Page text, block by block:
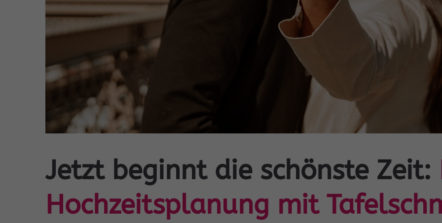
Jetzt beginnt die schönste Zeit:
Hochzeitsplanung mit